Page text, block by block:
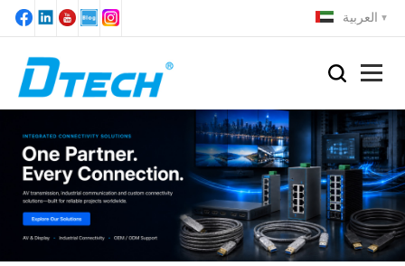
العربية